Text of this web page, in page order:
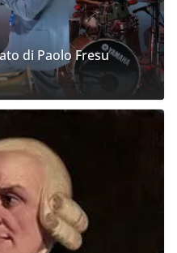
di Paolo Fresu